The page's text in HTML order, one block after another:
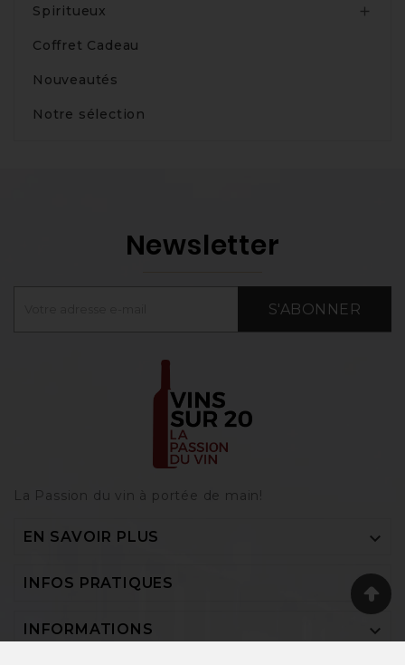
Spiritueux 
Coffret Cadeau
Nouveautés
Notre sélection
Newsletter
S'ABONNER
La Passion du vin à portée de main‎!
EN SAVOIR PLUS 
INFOS PRATIQUES 
INFORMATIONS 